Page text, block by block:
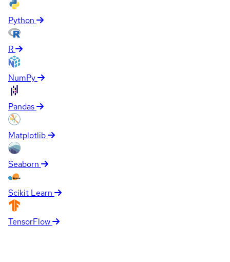
Python
R
NumPy
Pandas
Matplotlib
Seaborn
Scikit Learn
TensorFlow